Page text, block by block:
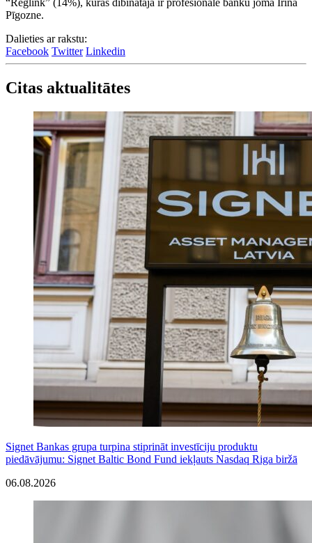
Pīgozne.
Dalieties ar rakstu:
Facebook Twitter Linkedin
Citas aktualitātes
Signet Bankas grupa turpina stiprināt investīciju produktu
piedāvājumu: Signet Baltic Bond Fund iekļauts Nasdaq Riga biržā
06.08.2026